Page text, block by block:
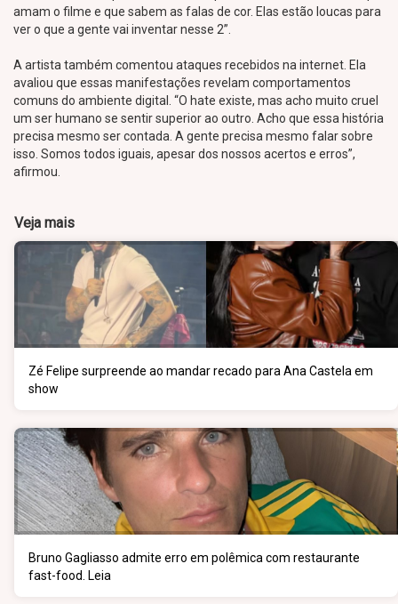
amam o filme e que sabem as falas de cor. Elas estão loucas para
ver o que a gente vai inventar nesse 2”.
A artista também comentou ataques recebidos na internet. Ela
avaliou que essas manifestações revelam comportamentos
comuns do ambiente digital. “O hate existe, mas acho muito cruel
um ser humano se sentir superior ao outro. Acho que essa história
precisa mesmo ser contada. A gente precisa mesmo falar sobre
isso. Somos todos iguais, apesar dos nossos acertos e erros”,
afirmou.
Veja mais
Zé Felipe surpreende ao mandar recado para Ana Castela em
show
Bruno Gagliasso admite erro em polêmica com restaurante
fast-food. Leia